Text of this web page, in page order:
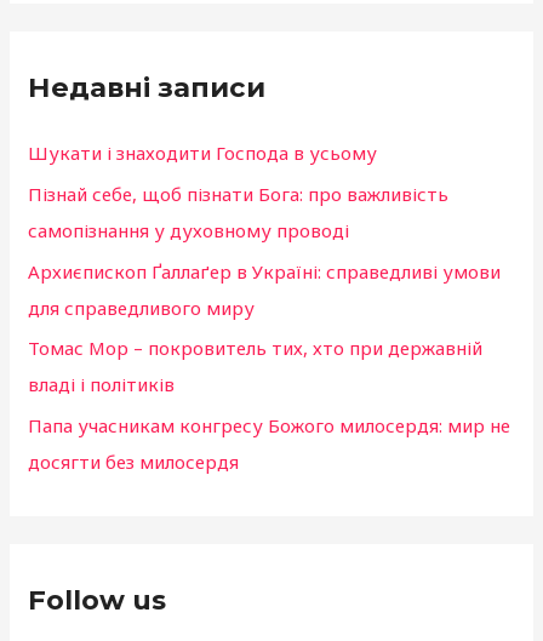
т
:
Недавні записи
Шукати і знаходити Господа в усьому
Пізнай себе, щоб пізнати Бога: про важливість
самопізнання у духовному проводі
Архиєпископ Ґаллаґер в Україні: справедливі умови
для справедливого миру
Томас Мор – покровитель тих, хто при державній
владі і політиків
Папа учасникам конгресу Божого милосердя: мир не
досягти без милосердя
Follow us
o